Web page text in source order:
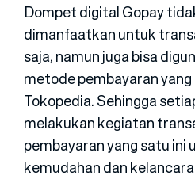
Dompet digital Gopay
dimanfaatkan untuk
saja, namun juga bisa
metode pembayaran
Tokopedia. Sehingga
melakukan kegiatan
pembayaran yang satu ini
kemudahan dan